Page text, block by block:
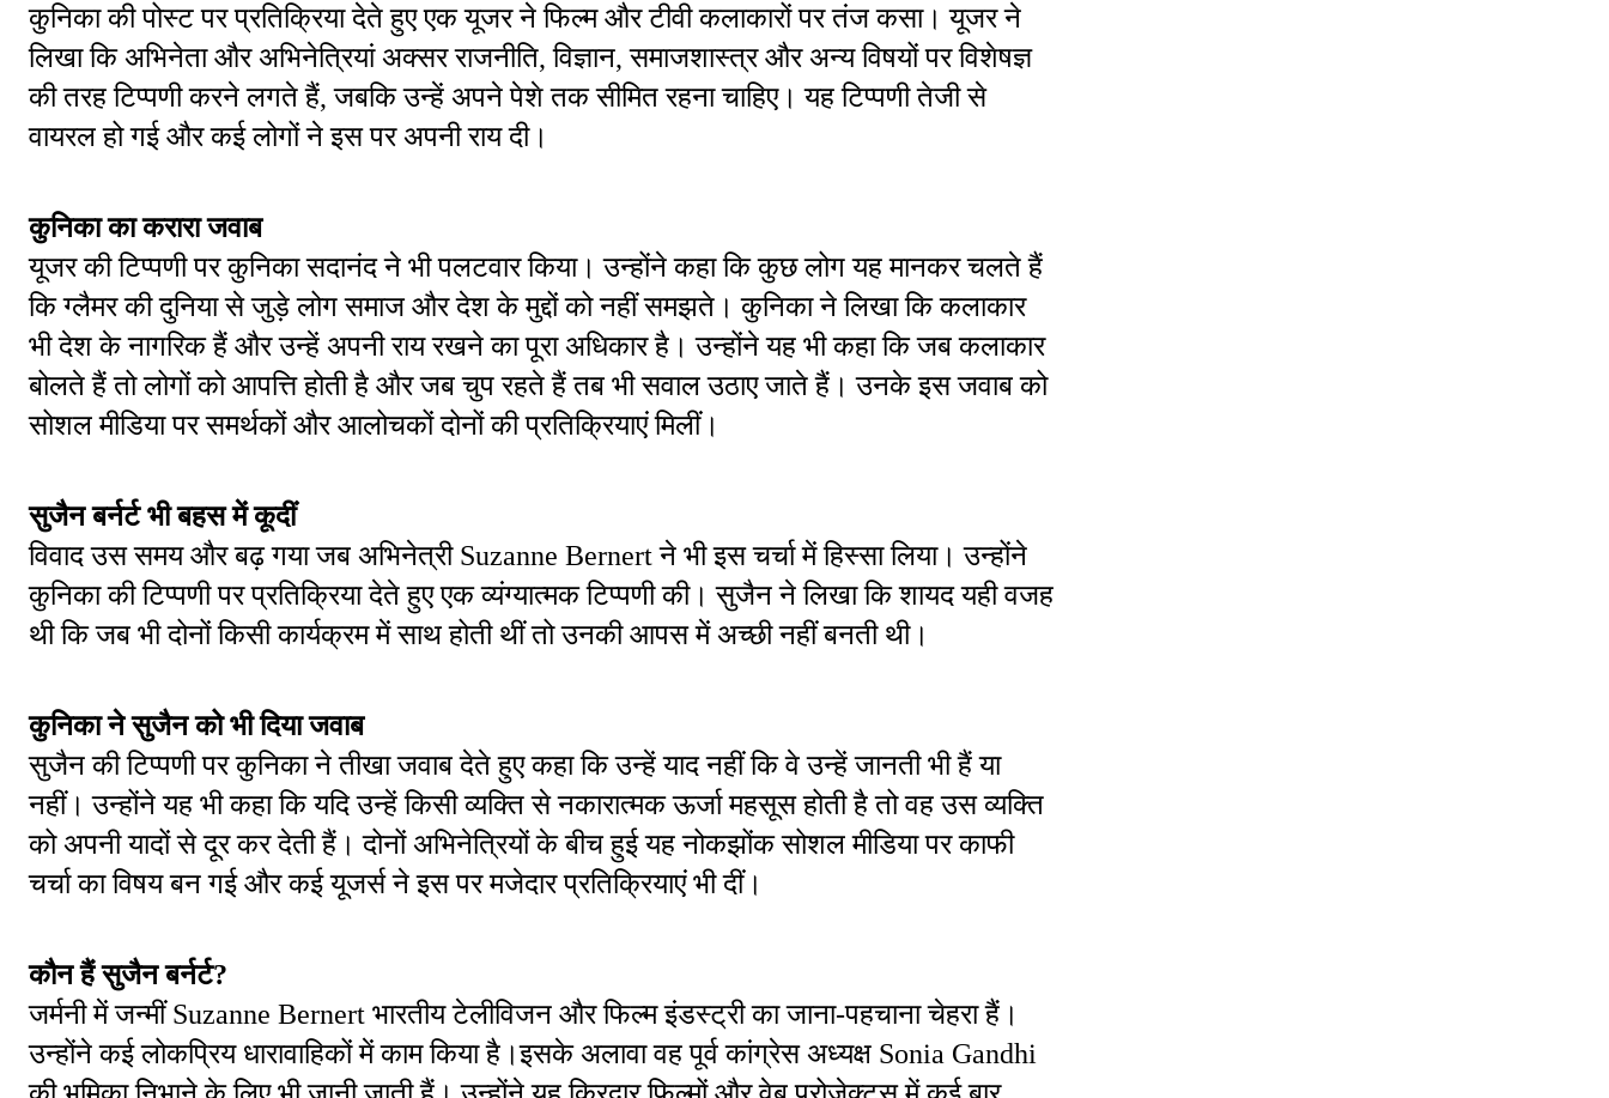
कुनिका की पोस्ट पर प्रतिक्रिया देते हुए एक यूजर ने फिल्म और टीवी कलाकारों पर तंज कसा। यूजर ने
लिखा कि अभिनेता और अभिनेत्रियां अक्सर राजनीति, विज्ञान, समाजशास्त्र और अन्य विषयों पर विशेषज्ञ
की तरह टिप्पणी करने लगते हैं, जबकि उन्हें अपने पेशे तक सीमित रहना चाहिए। यह टिप्पणी तेजी से
वायरल हो गई और कई लोगों ने इस पर अपनी राय दी।
कुनिका का करारा जवाब
यूजर की टिप्पणी पर कुनिका सदानंद ने भी पलटवार किया। उन्होंने कहा कि कुछ लोग यह मानकर चलते हैं
कि ग्लैमर की दुनिया से जुड़े लोग समाज और देश के मुद्दों को नहीं समझते। कुनिका ने लिखा कि कलाकार
भी देश के नागरिक हैं और उन्हें अपनी राय रखने का पूरा अधिकार है। उन्होंने यह भी कहा कि जब कलाकार
बोलते हैं तो लोगों को आपत्ति होती है और जब चुप रहते हैं तब भी सवाल उठाए जाते हैं। उनके इस जवाब को
सोशल मीडिया पर समर्थकों और आलोचकों दोनों की प्रतिक्रियाएं मिलीं।
सुजैन बर्नर्ट भी बहस में कूदीं
विवाद उस समय और बढ़ गया जब अभिनेत्री Suzanne Bernert ने भी इस चर्चा में हिस्सा लिया। उन्होंने
कुनिका की टिप्पणी पर प्रतिक्रिया देते हुए एक व्यंग्यात्मक टिप्पणी की। सुजैन ने लिखा कि शायद यही वजह
थी कि जब भी दोनों किसी कार्यक्रम में साथ होती थीं तो उनकी आपस में अच्छी नहीं बनती थी।
कुनिका ने सुजैन को भी दिया जवाब
सुजैन की टिप्पणी पर कुनिका ने तीखा जवाब देते हुए कहा कि उन्हें याद नहीं कि वे उन्हें जानती भी हैं या
नहीं। उन्होंने यह भी कहा कि यदि उन्हें किसी व्यक्ति से नकारात्मक ऊर्जा महसूस होती है तो वह उस व्यक्ति
को अपनी यादों से दूर कर देती हैं। दोनों अभिनेत्रियों के बीच हुई यह नोकझोंक सोशल मीडिया पर काफी
चर्चा का विषय बन गई और कई यूजर्स ने इस पर मजेदार प्रतिक्रियाएं भी दीं।
कौन हैं सुजैन बर्नर्ट?
जर्मनी में जन्मीं Suzanne Bernert भारतीय टेलीविजन और फिल्म इंडस्ट्री का जाना-पहचाना चेहरा हैं।
उन्होंने कई लोकप्रिय धारावाहिकों में काम किया है।इसके अलावा वह पूर्व कांग्रेस अध्यक्ष Sonia Gandhi